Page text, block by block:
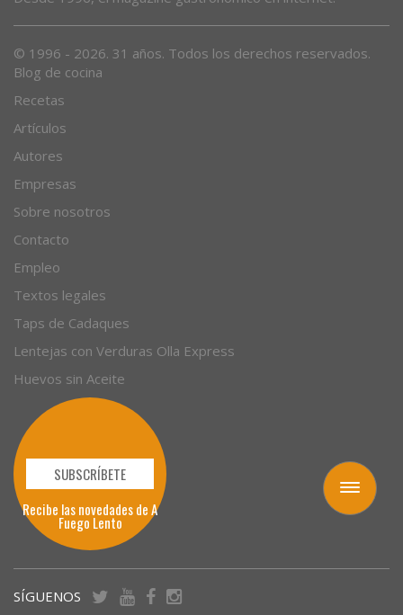
Toggle
navigation
Blog de cocina
Recetas
Artículos
Autores
Empresas
Sobre nosotros
Contacto
Empleo
Textos legales
Taps de Cadaques
Lentejas con Verduras Olla Express
Huevos sin Aceite
SUBSCRÍBETE
Recibe las novedades de A